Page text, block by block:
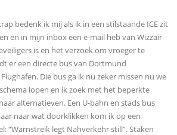
bedenk ik mij als ik in een stilstaande ICE zit
en in mijn inbox een e-mail heb van Wizzair
is en het verzoek om vroeger te
er een directe bus van Dortmund
Die bus ga ik nu zeker missen nu we
lopen en ik zoek met het beperkte
alternatieven. Een U-bahn en stads bus
naar wat doorklikken kom ik op een
“Warnstreik legt Nahverkehr still”. Staken